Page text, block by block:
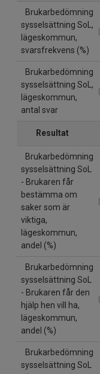
Brukarbedömning
sysselsättning SoL,
lägeskommun,
svarsfrekvens (%)
Brukarbedömning
sysselsättning SoL,
lägeskommun,
antal svar
Resultat
Brukarbedömning
sysselsättning SoL
- Brukaren får
bestämma om
saker som är
viktiga,
lägeskommun,
andel (%)
Brukarbedömning
sysselsättning SoL
- Brukaren får den
hjälp hen vill ha,
lägeskommun,
andel (%)
Brukarbedömning
sysselsättning SoL